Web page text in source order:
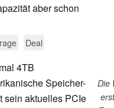
Die
aber schon
Deal
4TB
Speicher-
sein aktuelles PCIe